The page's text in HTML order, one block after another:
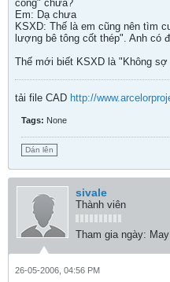
công" chưa?
Em: Dạ chưa
KSXD: Thế là em cũng nên tìm
lượng bê tông cốt thép". Anh có
Thế mới biết KSXD là "Không sợ
tải file CAD http://
Tags: None
Dán lên
sivale
Thành viên
Tham gia ngày:
26-05-2006, 04:56 PM